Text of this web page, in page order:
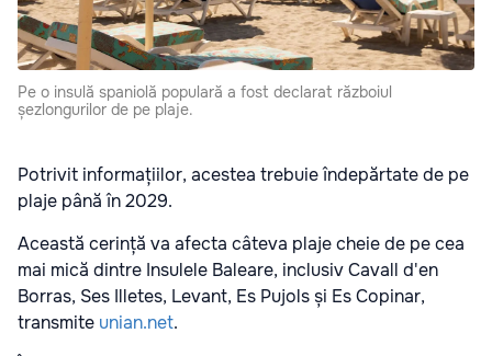
Pe o insulă spaniolă populară a fost declarat războiul
șezlongurilor de pe plaje.
Potrivit informațiilor, acestea trebuie îndepărtate de pe
plaje până în 2029.
Această cerință va afecta câteva plaje cheie de pe cea
mai mică dintre Insulele Baleare, inclusiv Cavall d'en
Borras, Ses Illetes, Levant, Es Pujols și Es Copinar,
transmite unian.net.